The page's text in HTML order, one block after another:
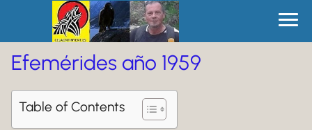
Efemérides año 1959
Table of Contents